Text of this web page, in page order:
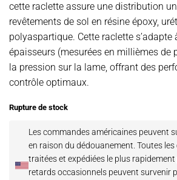
cette raclette assure une distribution
revêtements de sol en résine époxy,
polyaspartique. Cette raclette s’adapte
épaisseurs (mesurées en millièmes de
la pression sur la lame, offrant des
contrôle optimaux.
Rupture de stock
Les commandes américaines peuvent
en raison du dédouanement. Toutes
traitées et expédiées le plus
retards occasionnels peuvent survenir